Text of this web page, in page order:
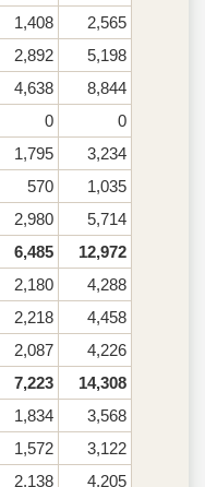
1,408
2,565
2,892
5,198
4,638
8,844
0
0
1,795
3,234
570
1,035
2,980
5,714
6,485
12,972
2,180
4,288
2,218
4,458
2,087
4,226
7,223
14,308
1,834
3,568
1,572
3,122
2,138
4,205